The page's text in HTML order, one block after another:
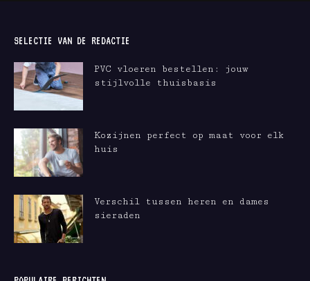
SELECTIE VAN DE REDACTIE
PVC vloeren bestellen: jouw
stijlvolle thuisbasis
Kozijnen perfect op maat voor elk
huis
Verschil tussen heren en dames
sieraden